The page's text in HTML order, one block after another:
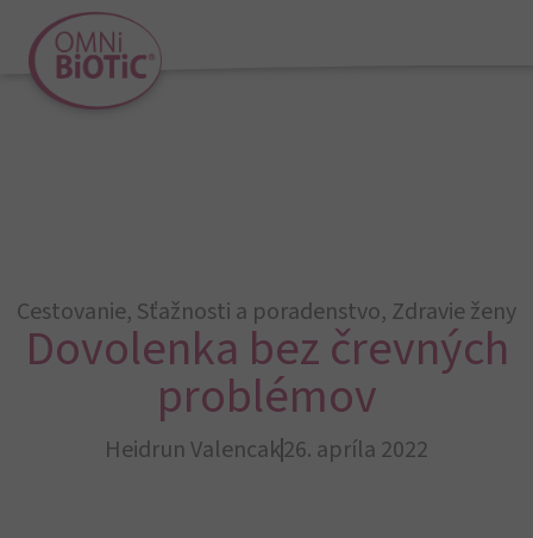
Cestovanie, Sťažnosti a poradenstvo, Zdravie ženy
Dovolenka bez črevných
problémov
Heidrun Valencak26. apríla 2022